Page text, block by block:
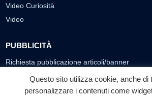
Video Curiosità
Video
PUBBLICITÀ
Richiesta pubblicazione articoli/banner
SEGUICI SUI SOCIAL
Questo sito utilizza cookie, anche di
personalizzare i contenuti come